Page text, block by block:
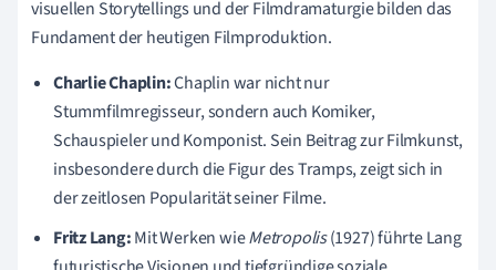
visuellen Storytellings und der Filmdramaturgie bilden das
Fundament der heutigen Filmproduktion.
Charlie Chaplin:Chaplin war nicht nur
Stummfilmregisseur, sondern auch Komiker,
Schauspieler und Komponist. Sein Beitrag zur Filmkunst,
insbesondere durch die Figur des Tramps, zeigt sich in
der zeitlosen Popularität seiner Filme.
Fritz Lang:Mit Werken wieMetropolis(1927) führte Lang